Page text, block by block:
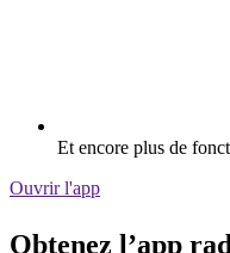
Et encore plus de
Ouvrir l'app
Obtenez l’app